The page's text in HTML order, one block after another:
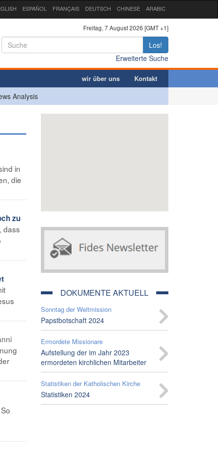
ESPAÑOL FRANÇAIS DEUTSCH CHINESE ARABIC
Freitag, 7 August 2026 [GMT +1]
Los!
Erweiterte Suche
wir über uns Kontakt
Analysis
in
die
zu
dass
DOKUMENTE AKTUELL
Sonntag der Weltmission
Papstbotschaft 2024
Ermordete Missionare
Aufstellung der im Jahr 2023
ermordeten kirchlichen Mitarbeiter
Statistiken der Katholischen Kirche
Statistiken 2024